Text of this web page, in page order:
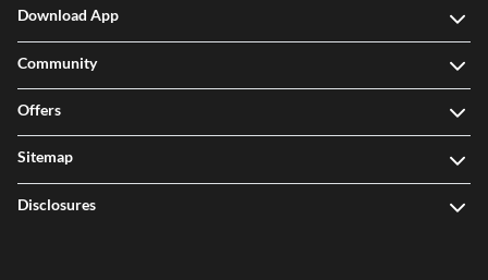
Download App
Community
Offers
Sitemap
Disclosures